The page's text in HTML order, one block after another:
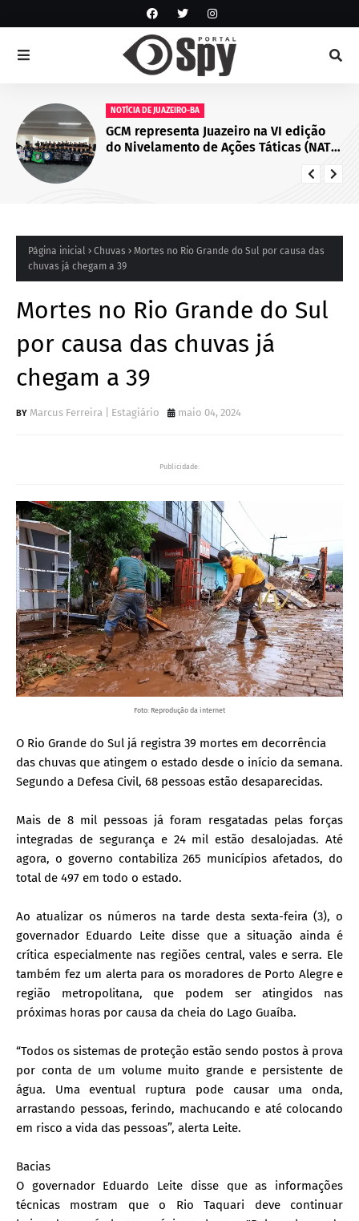
NOTÍCIA DE JUAZEIRO-BA
GCM representa Juazeiro na VI edição
do Nivelamento de Ações Táticas (NAT-
Página inicial Chuvas
Mortes no Rio Grande do Sul por causa das
chuvas já chegam a 39
Mortes no Rio Grande do Sul
por causa das chuvas já
chegam a 39
Marcus Ferreira | Estagiário maio 04, 2024
Publicidade:
Foto: Reprodução da internet
O Rio Grande do Sul já registra 39 mortes em decorrência
das chuvas que atingem o estado desde o início da semana.
Segundo a Defesa Civil, 68 pessoas estão desaparecidas.
Mais de 8 mil pessoas já foram resgatadas pelas forças
integradas de segurança e 24 mil estão desalojadas. Até
agora, o governo contabiliza 265 municípios afetados, do
total de 497 em todo o estado.
Ao atualizar os números na tarde desta sexta-feira (3), o
governador Eduardo Leite disse que a situação ainda é
crítica especialmente nas regiões central, vales e serra. Ele
também fez um alerta para os moradores de Porto Alegre e
região metropolitana, que podem ser atingidos nas
próximas horas por causa da cheia do Lago Guaíba.
“Todos os sistemas de proteção estão sendo postos à prova
por conta de um volume muito grande e persistente de
água. Uma eventual ruptura pode causar uma onda,
arrastando pessoas, ferindo, machucando e até colocando
em risco a vida das pessoas”, alerta Leite.
Bacias
O governador Eduardo Leite disse que as informações
técnicas mostram que o Rio Taquari deve continuar